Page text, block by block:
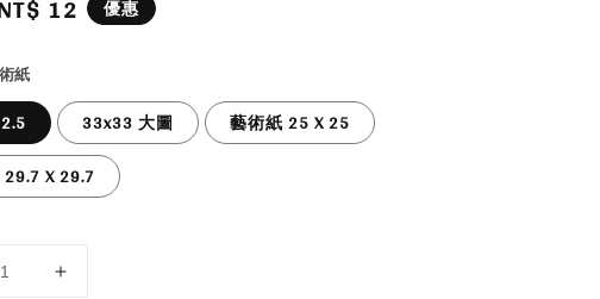
12 優惠
紙
33x33 大圖
藝術紙 25 X 25
X 29.7